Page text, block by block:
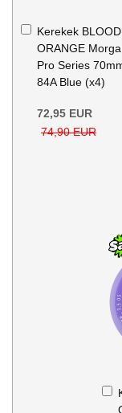
Kerekek BLOOD
ORANGE
Pro Series
84A Blue (x4)
72,95 EUR
74,90 EUR
Kosárba